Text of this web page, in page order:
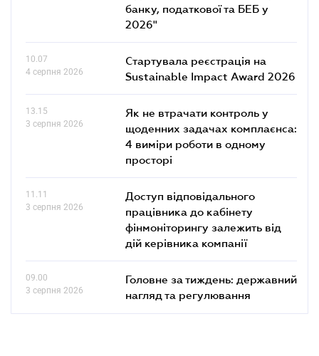
банку, податкової та БЕБ у
2026"
10.07
4 серпня 2026
Стартувала реєстрація на
Sustainable Impact Award 2026
13.15
3 серпня 2026
Як не втрачати контроль у
щоденних задачах комплаєнса:
4 виміри роботи в одному
просторі
11.11
3 серпня 2026
Доступ відповідального
працівника до кабінету
фінмоніторингу залежить від
дій керівника компанії
09.00
3 серпня 2026
Головне за тиждень: державний
нагляд та регулювання